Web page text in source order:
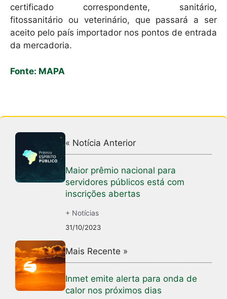
certificado correspondente, sanitário,
fitossanitário ou veterinário, que passará a ser
aceito pelo país importador nos pontos de entrada
da mercadoria.
Fonte: MAPA
« Notícia Anterior
Maior prêmio nacional para
servidores públicos está com
inscrições abertas
+ Notícias
31/10/2023
Mais Recente »
Inmet emite alerta para onda de
calor nos próximos dias